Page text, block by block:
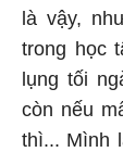
là vậy,
trong học
lụng tối
còn nếu
thì... Mình